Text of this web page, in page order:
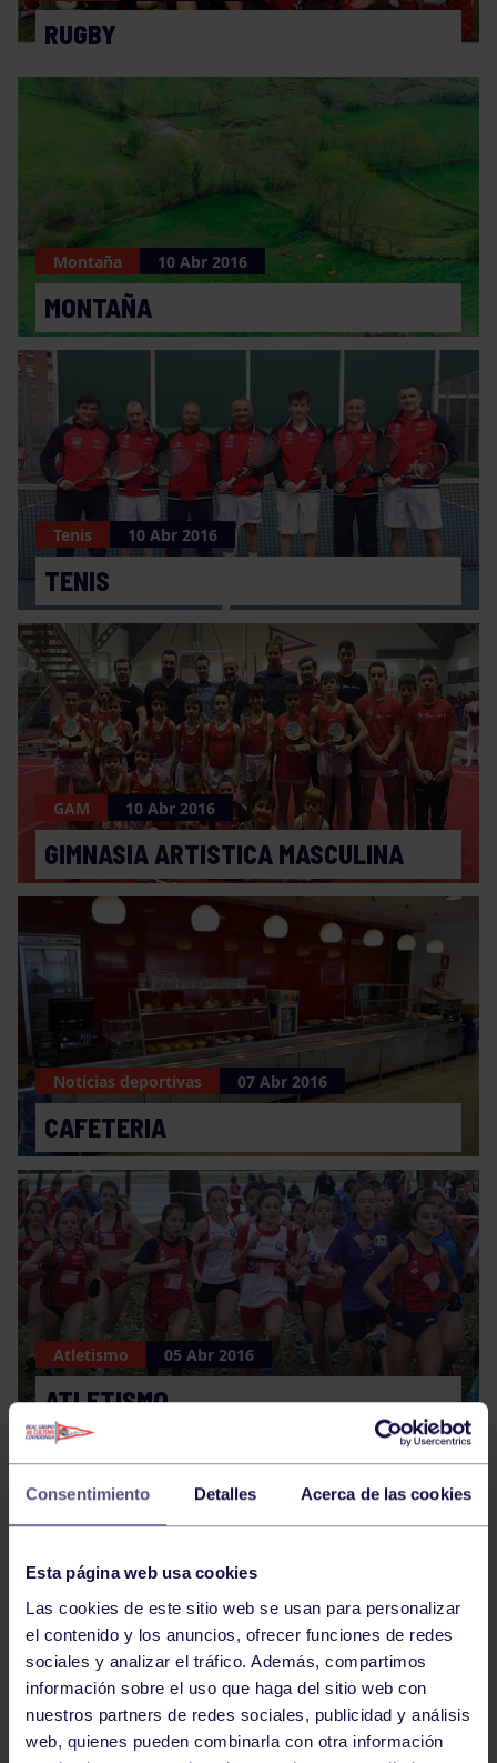
Consentimiento Detalles Acerca de las cookies
Esta página web usa cookies
Las cookies de este sitio web se usan para personalizar
el contenido y los anuncios, ofrecer funciones de redes
sociales y analizar el tráfico. Además, compartimos
información sobre el uso que haga del sitio web con
nuestros partners de redes sociales, publicidad y análisis
web, quienes pueden combinarla con otra información
RUGBY
Montaña 10 Abr 2016
MONTAÑA
Tenis 10 Abr 2016
TENIS
GAM 10 Abr 2016
GIMNASIA ARTISTICA MASCULINA
Noticias deportivas 07 Abr 2016
CAFETERIA
Atletismo 05 Abr 2016
ATLETISMO
Piragüismo 05 Abr 2016
PIRAGÜISMO.